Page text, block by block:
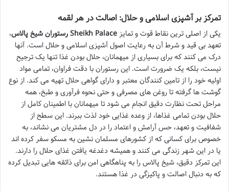
تمرکز بر آشپزی اسلامی و حلال: اصالت در هر لقمه
یکی از اصلی ترین نقاط قوت و تمایز رستوران شیخ پالاس Sheikh Palace
،
تعهد بی قید و شرط آن به رعایت اصول آشپزی اسلامی و حلال است. آنها
درک می کنند که برای بسیاری از میهمانان، حلال بودن غذا تنها یک ترجیح
نیست، بلکه یک ضرورت است. این رستوران با دقت فراوان، تمامی مواد
اولیه خود را از تامین کنندگان معتبر و دارای گواهی حلال تهیه می کند. از نوع
گوشت ها گرفته تا روغن های مصرفی و حتی نحوه فرآوری و طبخ، همه
مراحل تحت نظارت دقیق انجام می شود تا میهمانان با اطمینان کامل از
حلال بودن تمامی غذاها، از وعده غذایی خود لذت ببرند. این سطح از
شفافیت و تعهد، حس آرامش و اعتماد را در دل مشتریان می نشاند، به
خصوص برای کسانی که از کشورهای مسلمان نشین به مسکو سفر کرده اند
یا در این شهر زندگی می کنند و همیشه دغدغه یافتن غذای حلال را دارند.
این تمرکز دقیق، شیخ پالاس را به پناهگاهی امن برای ذائقه هایی تبدیل کرده
که به دنبال اصالت و پاکیزگی در غذا هستند.